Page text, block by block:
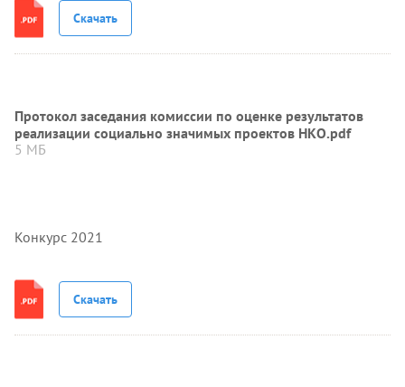
Скачать
Протокол заседания комиссии по оценке результатов
реализации социально значимых проектов НКО.pdf
5 МБ
Конкурс 2021
Скачать